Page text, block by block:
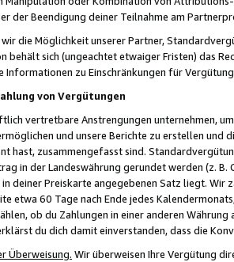
der Beendigung deiner Teilnahme am
die Möglichkeit unserer Partner,
behält sich (ungeachtet etwaiger Fristen) das
Informationen zu Einschränkungen für
von Vergütungen
vertretbare Anstrengungen unternehmen,
und unsere Berichte zu erstellen und
hast, zusammengefasst sind.
in der Landeswährung gerundet werden (z.
deiner Preiskarte angegebenen Satz liegt.
etwa 60 Tage nach Ende jedes
ob du Zahlungen in einer anderen
du dich damit einverstanden, dass die
Überweisung. Wir überweisen Ihre Vergütung